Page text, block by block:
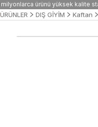
milyonlarca ürünü yüksek kalite
ÜRÜNLER DIŞ GİYİM Kaftan